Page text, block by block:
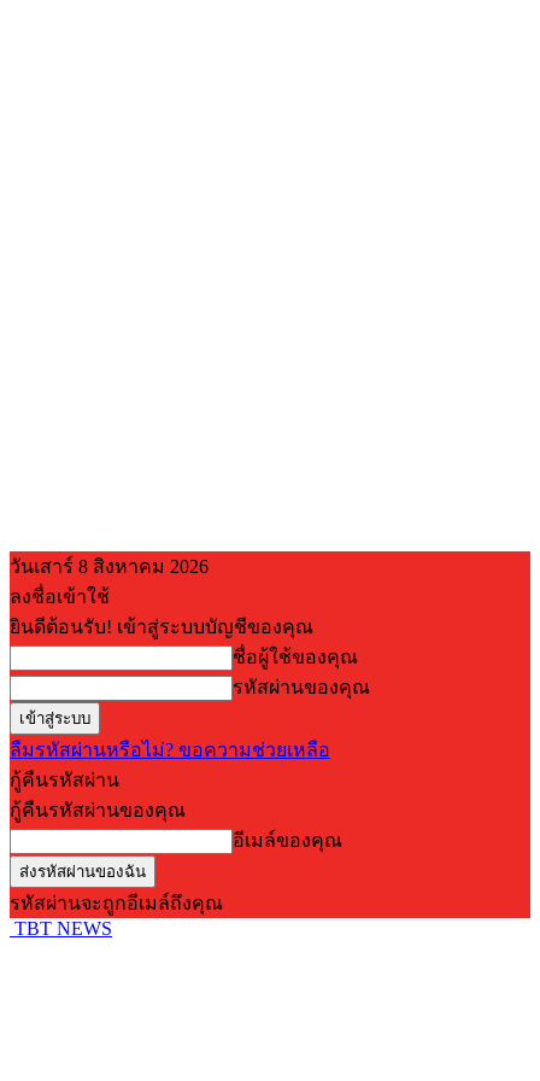
วันเสาร์ 8 สิงหาคม 2026
ลงชื่อเข้าใช้
ยินดีต้อนรับ! เข้าสู่ระบบบัญชีของคุณ
ชื่อผู้ใช้ของคุณ
รหัสผ่านของคุณ
ลืมรหัสผ่านหรือไม่? ขอความช่วยเหลือ
กู้คืนรหัสผ่าน
กู้คืนรหัสผ่านของคุณ
อีเมล์ของคุณ
รหัสผ่านจะถูกอีเมล์ถึงคุณ
TBT NEWS